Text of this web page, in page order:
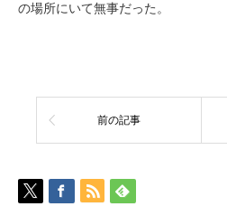
の場所にいて無事だった。
前の記事